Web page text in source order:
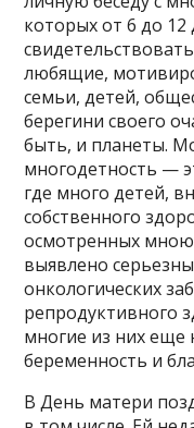
которых от 6 до 12
любящие,
семьи, детей,
берегини своего
быть, и планеты.
многодетность —
где много детей,
собственного
осмотренных мною
выявлено
онкологических
репродуктивного
многие из них еще
беременность и
В День матери